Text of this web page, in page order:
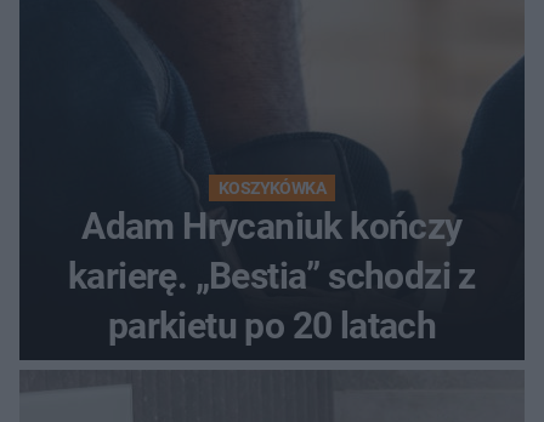
KOSZYKÓWKA
Adam Hrycaniuk kończy
karierę. „Bestia” schodzi z
parkietu po 20 latach